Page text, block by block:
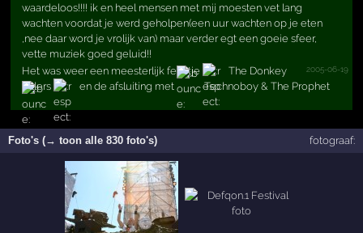
waardeloos!!!! ik en heel mensen met mij moesten vet lang
wachten voordat je werd geholpen(een uur wachten op je eten
,nee daar word je vrolijk van) maar verder egt een goeie sfeer,
vette muziek goed geluid!!
2005-06-19
Het was weer een meesterlijk feestje
The Donkey
rollers
en de afsluiting met Technoboy & The Prophet
Foto's (→ toon alle 830 foto's) fotograaf: